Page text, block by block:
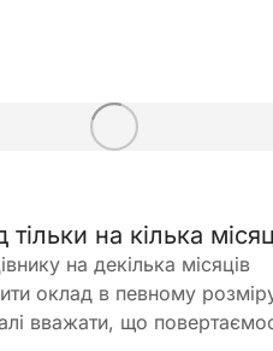
на кілька
на декілька місяців
оклад в певному
вважати, що